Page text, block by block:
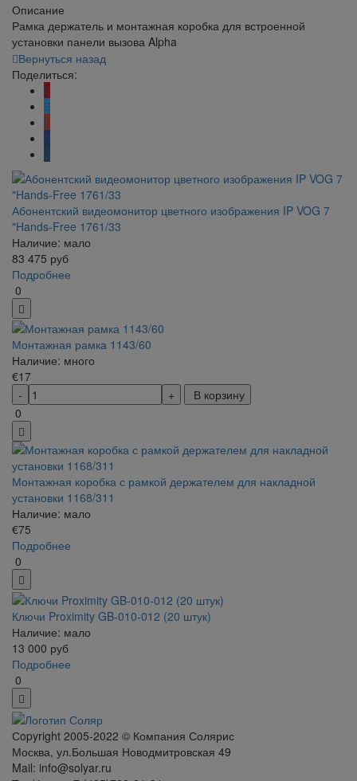
Описание
Рамка держатель и монтажная коробка для встроенной
установки панели вызова Alpha
Вернуться назад
Поделиться:
Абонентский видеомонитор цветного изображения IP VOG 7
"Hands-Free 1761/33
Наличие: мало
83 475 руб
Подробнее
0
Монтажная рамка 1143/60
Наличие: много
€17
В корзину
0
Монтажная коробка с рамкой держателем для накладной
установки 1168/311
Наличие: мало
€75
Подробнее
0
Ключи Proximity GB-010-012 (20 штук)
Наличие: мало
13 000 руб
Подробнее
0
Сopyright 2005-2022 © Компания Солярис
Москва, ул.Большая Новодмитровская 49
Mail: info@solyar.ru